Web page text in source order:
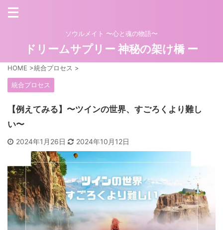
ソウルメイト 〜心と魂の物語〜
ドリームサプリー 神秘の架け橋 ー
HOME >統合プロセス >
統合プロセス
【例えてみる】〜ツインの世界、すごろくより難し
い〜
2024年1月26日 2024年10月12日